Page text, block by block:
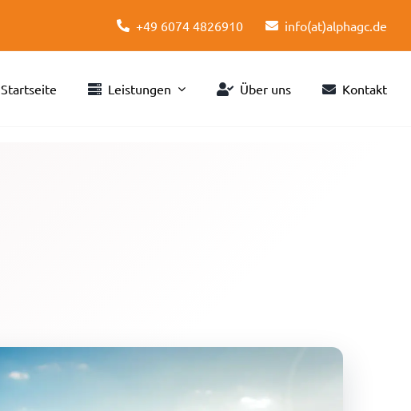
+49 6074 4826910 info(at)alphagc.de
Startseite Leistungen Über uns Kontakt